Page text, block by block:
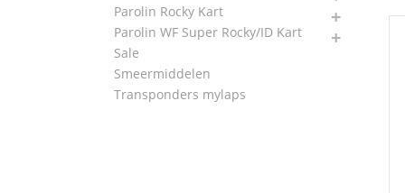
Parolin Rocky Kart
Parolin WF Super Rocky/ID Kart
Sale
Smeermiddelen
Transponders mylaps